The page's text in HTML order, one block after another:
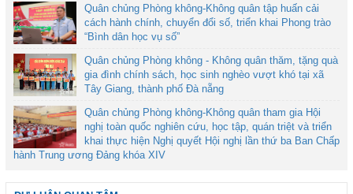
Quân chủng Phòng không-Không quân tập huấn cải
cách hành chính, chuyển đổi số, triển khai Phong trào
“Bình dân học vụ số”
Quân chủng Phòng không - Không quân thăm, tặng quà
gia đình chính sách, học sinh nghèo vượt khó tại xã
Tây Giang, thành phố Đà nẵng
Quân chủng Phòng không-Không quân tham gia Hội
nghị toàn quốc nghiên cứu, học tập, quán triệt và triển
khai thực hiện Nghị quyết Hội nghị lần thứ ba Ban Chấp
hành Trung ương Đảng khóa XIV